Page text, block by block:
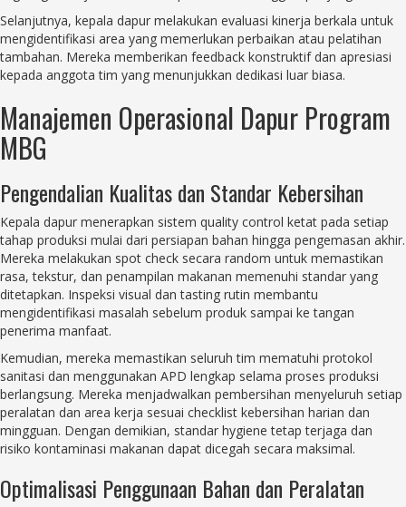
Selanjutnya, kepala dapur melakukan evaluasi kinerja berkala untuk
mengidentifikasi area yang memerlukan perbaikan atau pelatihan
tambahan. Mereka memberikan feedback konstruktif dan apresiasi
kepada anggota tim yang menunjukkan dedikasi luar biasa.
Manajemen Operasional Dapur Program
MBG
Pengendalian Kualitas dan Standar Kebersihan
Kepala dapur menerapkan sistem quality control ketat pada setiap
tahap produksi mulai dari persiapan bahan hingga pengemasan akhir.
Mereka melakukan spot check secara random untuk memastikan
rasa, tekstur, dan penampilan makanan memenuhi standar yang
ditetapkan. Inspeksi visual dan tasting rutin membantu
mengidentifikasi masalah sebelum produk sampai ke tangan
penerima manfaat.
Kemudian, mereka memastikan seluruh tim mematuhi protokol
sanitasi dan menggunakan APD lengkap selama proses produksi
berlangsung. Mereka menjadwalkan pembersihan menyeluruh setiap
peralatan dan area kerja sesuai checklist kebersihan harian dan
mingguan. Dengan demikian, standar hygiene tetap terjaga dan
risiko kontaminasi makanan dapat dicegah secara maksimal.
Optimalisasi Penggunaan Bahan dan Peralatan